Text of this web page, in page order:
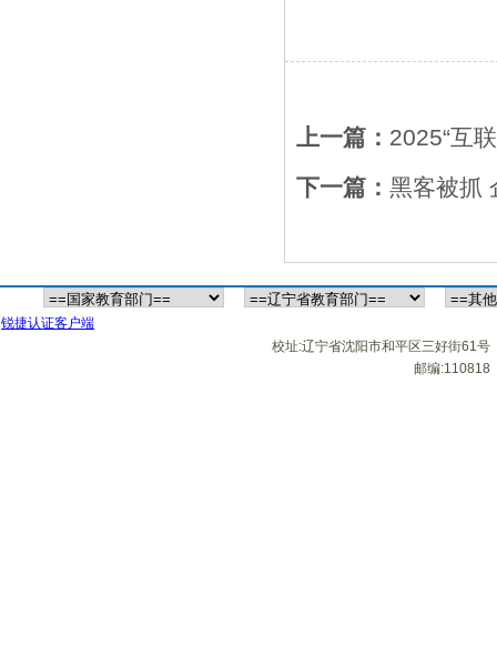
上一篇： 2025“互
下一篇： 黑客被抓
锐捷认证客户端
校址:辽宁省沈阳市和平区三好街61号
邮编:110818